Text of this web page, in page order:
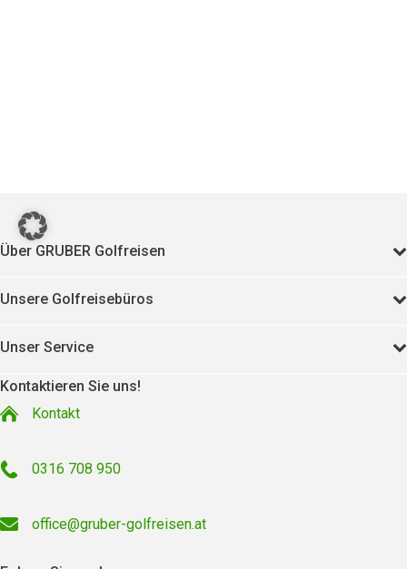
Über GRUBER Golfreisen
Unsere Golfreisebüros
Unser Service
Kontaktieren Sie uns!
Kontakt
0316 708 950
office@gruber-golfreisen.at